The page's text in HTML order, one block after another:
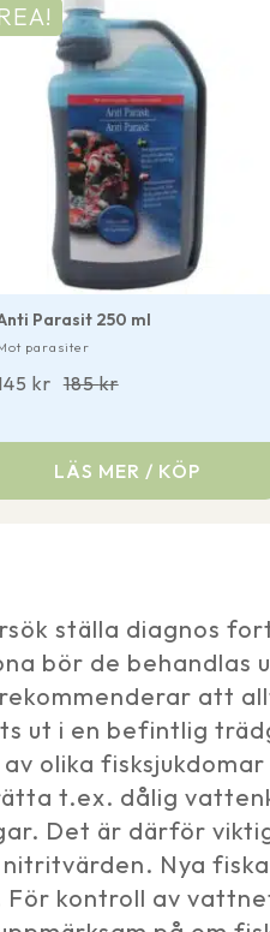
Parasit 250 ml
185kr
Det kr
Det
parasiter
LÄS MER / KÖP
ställa diagnos
bör de behandlas
att
ut i en befintlig
olika
t.ex. dålig
Det är därför
Nya
kontroll av